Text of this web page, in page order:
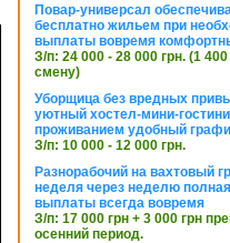
Повар-универсал
бесплатно жильем при
выплаты вовремя
З/п: 24 000 - 28 000 грн. (1 400
смену)
Уборщица без вредных
уютный хостел-мини-
проживанием удобный
З/п: 10 000 - 12 000 грн.
Разнорабочий на вахтовый
неделя через неделю
выплаты всегда вовремя
З/п: 17 000 грн + 3 000 грн
осенний период.